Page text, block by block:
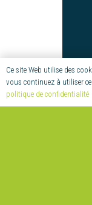
Ce site Web utilise des
vous continuez à utiliser
politique de confidentialité